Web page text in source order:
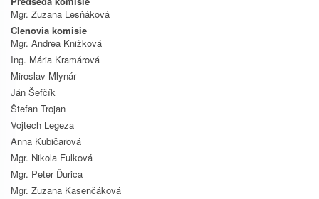
Mgr. Zuzana Lesňáková
Členovia komisie
Mgr. Andrea Knižková
Ing. Mária Kramárová
Miroslav Mlynár
Ján Šefčík
Štefan Trojan
Vojtech Legeza
Anna Kubičarová
Mgr. Nikola Fulková
Mgr. Peter Ďurica
Mgr. Zuzana Kasenčáková